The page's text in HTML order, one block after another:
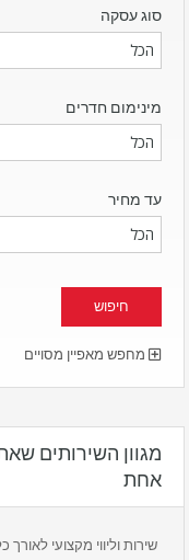
סוג עסקה
הכל
מינימום חדרים
הכל
עד מחיר
הכל
מחפש מאפיין מסויים
מגוון השירותים
אחת
שירות וליווי מקצועי לאורך